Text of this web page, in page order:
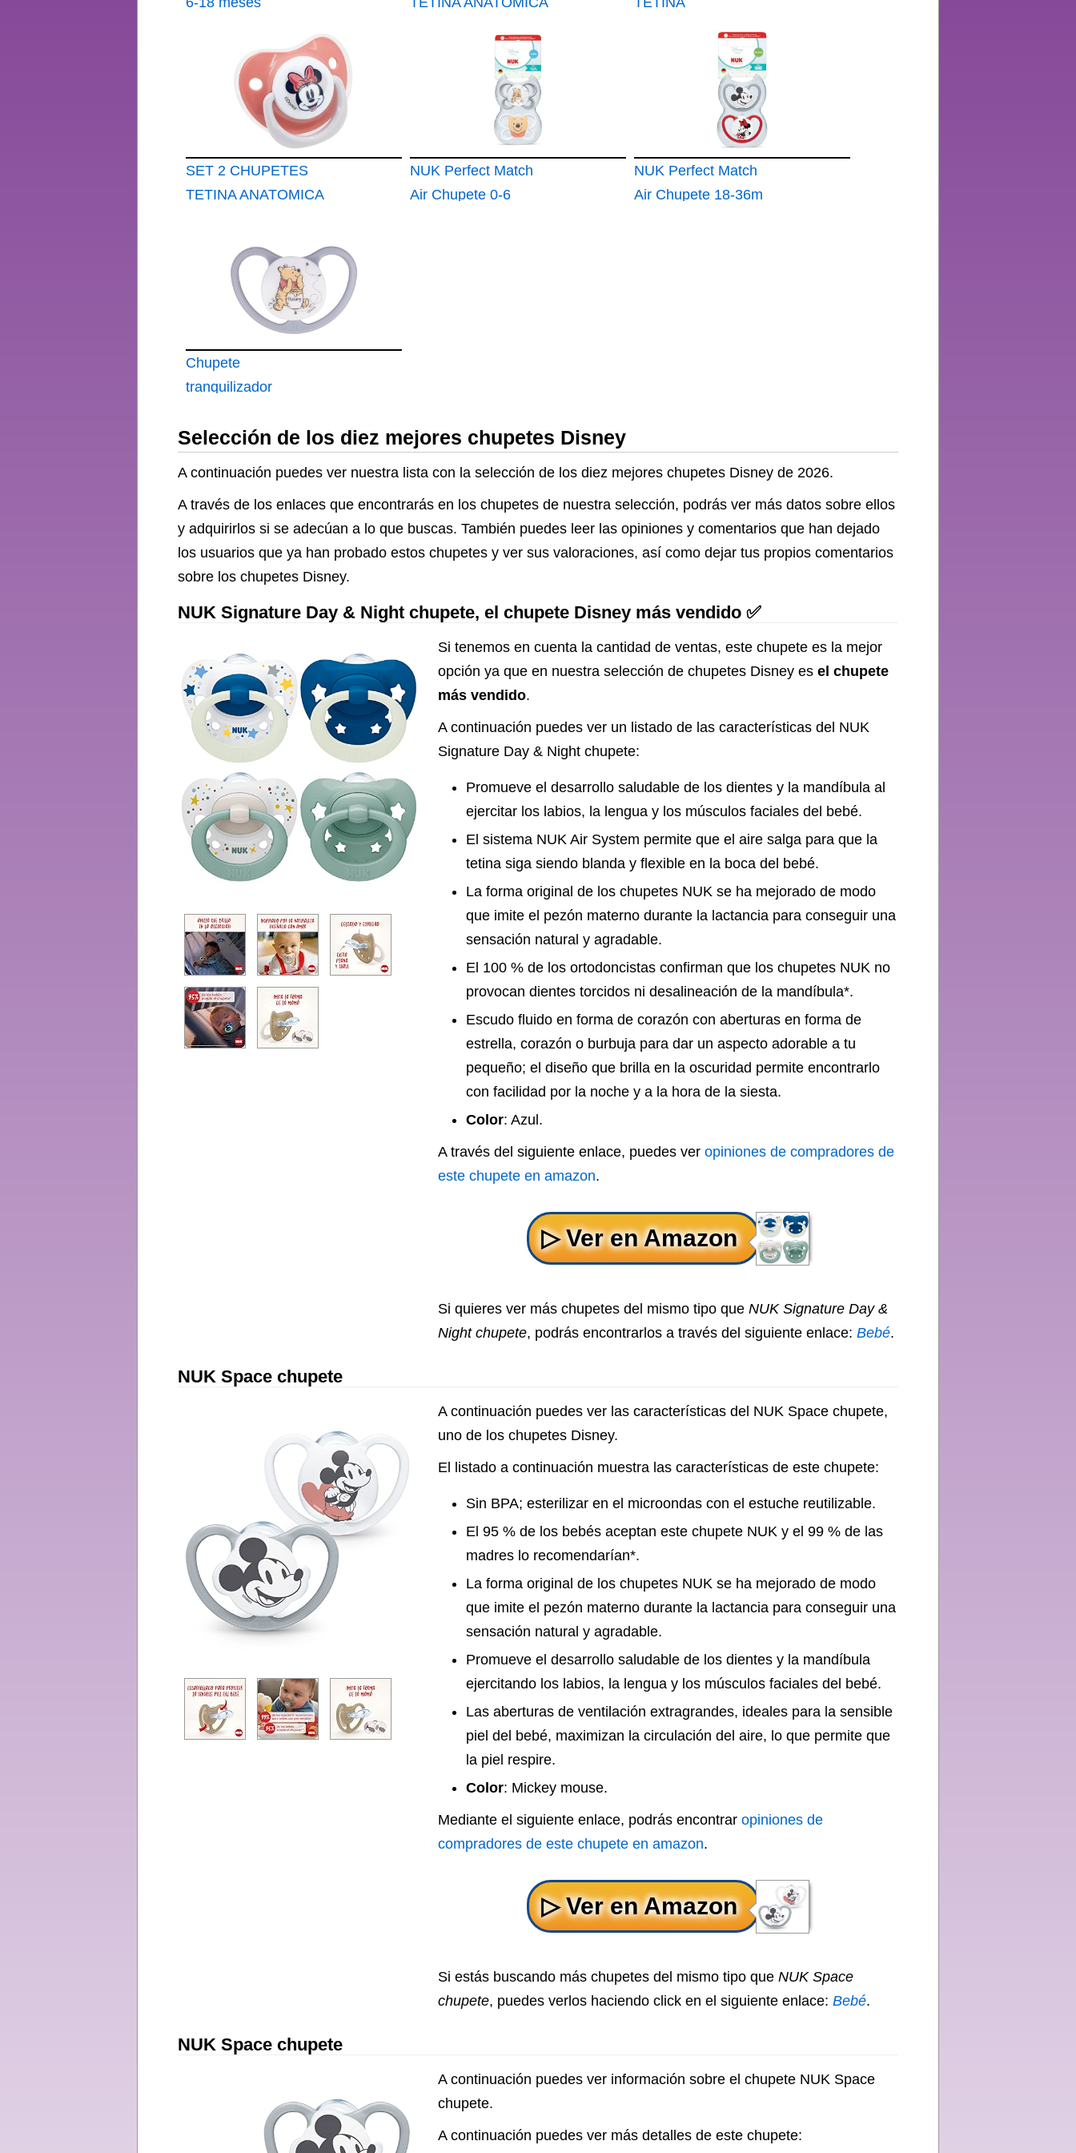
ventilación adicional
Silicona sin BPA
Disney Mickey Mouse
2 unidades
MICKEY MOUSE
FULL OF SMILES
SILICONA +6 M CON
FUNDA MINNIE
MOUSE HEART
SET 2 CHUPETES
TETINA ANATOMICA
CON FUNDA MINNIE
MOUSE HEART
NUK Perfect Match
Air Chupete 0-6
NUK Perfect Match
Air Chupete 18-36m
Chupete
tranquilizador
Selección de los diez mejores chupetes Disney
A continuación puedes ver nuestra lista con la selección de los diez mejores chupetes Disney de 2026.
A través de los enlaces que encontrarás en los chupetes de nuestra selección, podrás ver más datos sobre ellos
y adquirirlos si se adecúan a lo que buscas. También puedes leer las opiniones y comentarios que han dejado
los usuarios que ya han probado estos chupetes y ver sus valoraciones, así como dejar tus propios comentarios
sobre los chupetes Disney.
NUK Signature Day & Night chupete, el chupete Disney más vendido ✅
Si tenemos en cuenta la cantidad de ventas, este chupete es la mejor
opción ya que en nuestra selección de chupetes Disney es el chupete
más vendido.
A continuación puedes ver un listado de las características del NUK
Signature Day & Night chupete:
Promueve el desarrollo saludable de los dientes y la mandíbula al
ejercitar los labios, la lengua y los músculos faciales del bebé.
El sistema NUK Air System permite que el aire salga para que la
tetina siga siendo blanda y flexible en la boca del bebé.
La forma original de los chupetes NUK se ha mejorado de modo
que imite el pezón materno durante la lactancia para conseguir una
sensación natural y agradable.
El 100 % de los ortodoncistas confirman que los chupetes NUK no
provocan dientes torcidos ni desalineación de la mandíbula*.
Escudo fluido en forma de corazón con aberturas en forma de
estrella, corazón o burbuja para dar un aspecto adorable a tu
pequeño; el diseño que brilla en la oscuridad permite encontrarlo
con facilidad por la noche y a la hora de la siesta.
Color: Azul.
A través del siguiente enlace, puedes ver opiniones de compradores de
este chupete en amazon.
Si quieres ver más chupetes del mismo tipo que NUK Signature Day &
Night chupete, podrás encontrarlos a través del siguiente enlace: Bebé.
NUK Space chupete
A continuación puedes ver las características del NUK Space chupete,
uno de los chupetes Disney.
El listado a continuación muestra las características de este chupete:
Sin BPA; esterilizar en el microondas con el estuche reutilizable.
El 95 % de los bebés aceptan este chupete NUK y el 99 % de las
madres lo recomendarían*.
La forma original de los chupetes NUK se ha mejorado de modo
que imite el pezón materno durante la lactancia para conseguir una
sensación natural y agradable.
Promueve el desarrollo saludable de los dientes y la mandíbula
ejercitando los labios, la lengua y los músculos faciales del bebé.
Las aberturas de ventilación extragrandes, ideales para la sensible
piel del bebé, maximizan la circulación del aire, lo que permite que
la piel respire.
Color: Mickey mouse.
Mediante el siguiente enlace, podrás encontrar opiniones de
compradores de este chupete en amazon.
Si estás buscando más chupetes del mismo tipo que NUK Space
chupete, puedes verlos haciendo click en el siguiente enlace: Bebé.
NUK Space chupete
A continuación puedes ver información sobre el chupete NUK Space
chupete.
A continuación puedes ver más detalles de este chupete: